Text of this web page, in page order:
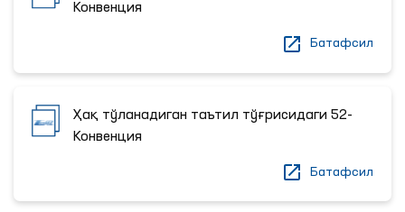
Конвенция
Батафсил
Ҳақ тўланадиган таътил тўғрисидаги 52-
Конвенция
Батафсил